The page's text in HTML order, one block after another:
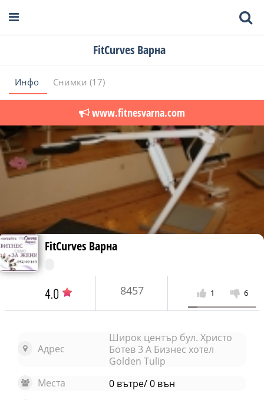
FitCurves Варна
Инфо Снимки (17)
www.fitnesvarna.com
FitCurves Варна
4.0 8457 1 6
Адрес
Широк център бул. Христо
Ботев 3 A Бизнес хотел
Golden Tulip
Места
0 вътре/ 0 вън